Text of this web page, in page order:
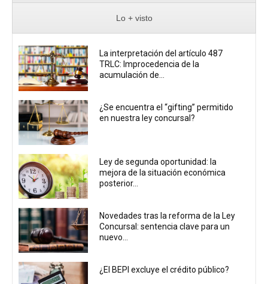
Lo + visto
La interpretación del artículo 487
TRLC: Improcedencia de la
acumulación de...
¿Se encuentra el “gifting” permitido
en nuestra ley concursal?
Ley de segunda oportunidad: la
mejora de la situación económica
posterior...
Novedades tras la reforma de la Ley
Concursal: sentencia clave para un
nuevo...
¿El BEPI excluye el crédito público?